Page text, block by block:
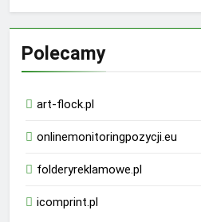
Polecamy
art-flock.pl
onlinemonitoringpozycji.eu
folderyreklamowe.pl
icomprint.pl